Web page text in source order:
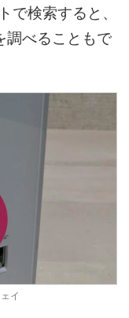
で検索すると、
調べることもで
イ